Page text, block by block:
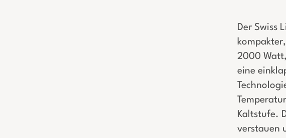
Der Swiss
2000
eine
Kaltstufe.
verstauen